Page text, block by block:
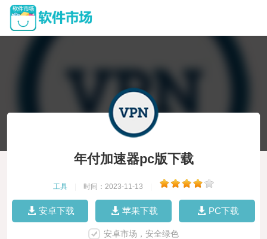
年付加速器pc版下载
工具 时间：2023-11-13
安卓下载 苹果下载 PC下载
安卓市场，安全绿色